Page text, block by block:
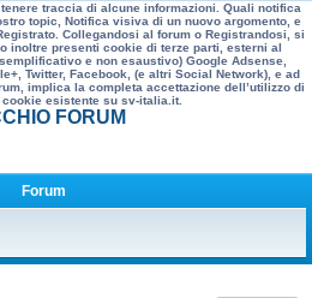
e
r
a
traccia di alcune informazioni. Quali notifica
topic, Notifica visiva di un nuovo argomento, e
Collegandosi al forum o Registrandosi, si
inoltre presenti cookie di terze parti, esterni al
e non esaustivo) Google Adsense,
Twitter, Facebook, (e altri Social Network), e ad
implica la completa accettazione dell’utilizzo di
esistente su sv-italia.it.
FORUM
Forum